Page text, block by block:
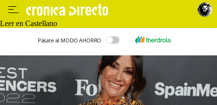
Leer en Castellano
Pásate al MODO AHORRO